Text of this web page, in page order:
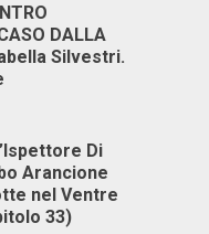
DALLA
Silvestri.
Di
Arancione
nel Ventre
33)